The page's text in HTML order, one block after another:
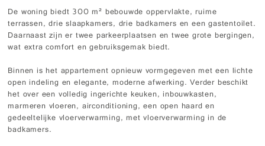
De woning biedt 300 m² bebouwde oppervlakte, ruime
terrassen, drie slaapkamers, drie badkamers en een gastentoilet.
Daarnaast zijn er twee parkeerplaatsen en twee grote bergingen,
wat extra comfort en gebruiksgemak biedt.
Binnen is het appartement opnieuw vormgegeven met een lichte
open indeling en elegante, moderne afwerking. Verder beschikt
het over een volledig ingerichte keuken, inbouwkasten,
marmeren vloeren, airconditioning, een open haard en
gedeeltelijke vloerverwarming, met vloerverwarming in de
badkamers.